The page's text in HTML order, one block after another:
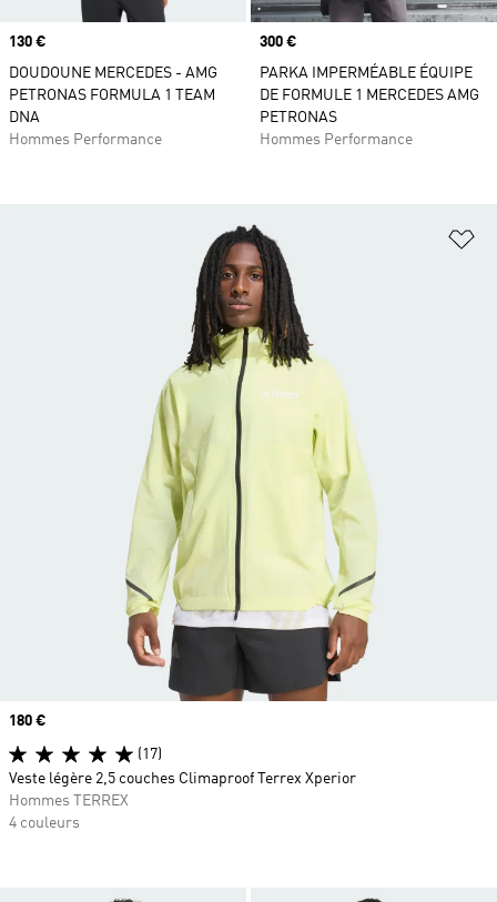
Prix
130 €
DOUDOUNE MERCEDES - AMG
PETRONAS FORMULA 1 TEAM
DNA
Hommes Performance
Prix
300 €
PARKA IMPERMÉABLE ÉQUIPE
DE FORMULE 1 MERCEDES AMG
PETRONAS
Hommes Performance
Prix
180 €
(17)
Veste légère 2,5 couches Climaproof Terrex Xperior
Hommes TERREX
4 couleurs